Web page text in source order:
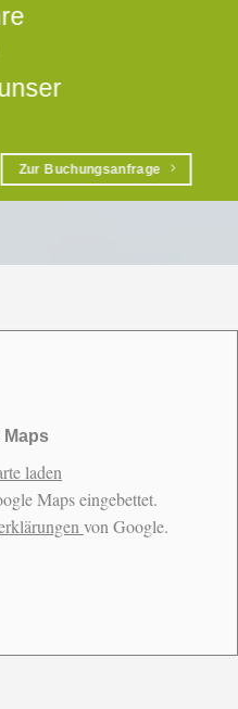
Zur Buchungsanfrage
Maps
laden
Maps eingebettet.
von Google.